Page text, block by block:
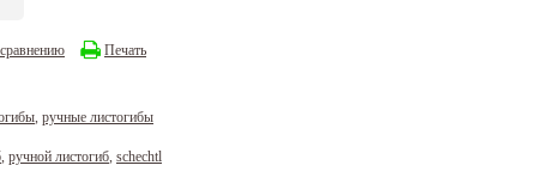
Печать
ручные листогибы
ручной листогиб schechtl